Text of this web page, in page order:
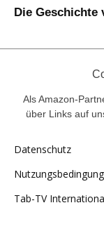
Die Geschichte
Als Amazon-
über Links auf
Datenschutz
Tab-TV